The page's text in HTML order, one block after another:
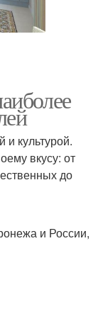
и культурой.
вкусу: от
до
и России,